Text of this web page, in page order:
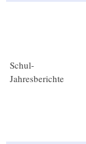
Schul-
Jahresberichte